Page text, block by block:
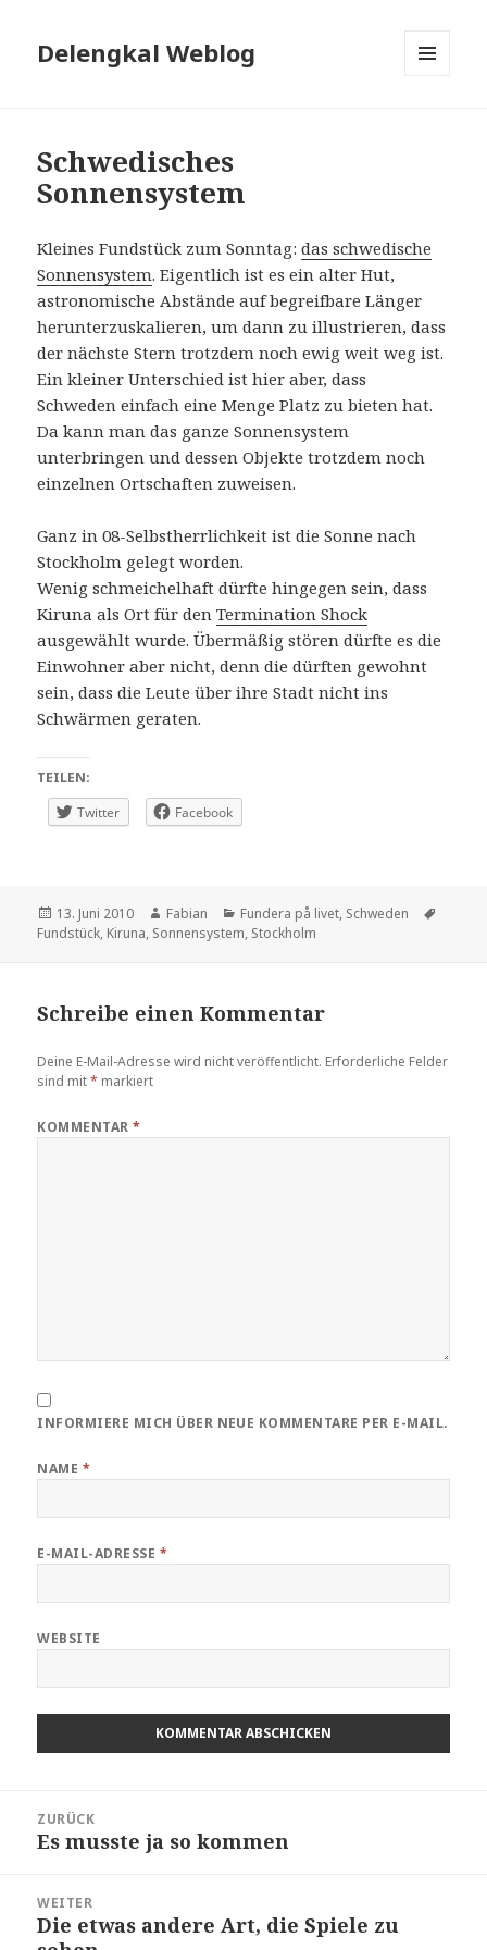
Delengkal Weblog
Schwedisches
Sonnensystem
Kleines Fundstück zum Sonntag:das schwedische
Sonnensystem. Eigentlich ist es ein alter Hut,
astronomische Abstände auf begreifbare Länger
herunterzuskalieren, um dann zu illustrieren, dass
der nächste Stern trotzdem noch ewig weit weg ist.
Ein kleiner Unterschied ist hier aber, dass
Schweden einfach eine Menge Platz zu bieten hat.
Da kann man das ganze Sonnensystem
unterbringen und dessen Objekte trotzdem noch
einzelnen Ortschaften zuweisen.
Ganz in 08-Selbstherrlichkeit ist die Sonne nach
Stockholm gelegt worden.
Wenig schmeichelhaft dürfte hingegen sein, dass
Kiruna als Ort für denTermination Shock
ausgewählt wurde. Übermäßig stören dürfte es die
Einwohner aber nicht, denn die dürften gewohnt
sein, dass die Leute über ihre Stadt nicht ins
Schwärmen geraten.
TEILEN:
Twitter
Facebook
Veröffentlicht
am
13. Juni 2010 Autor
Fabian Kategorien
Fundera på livet, Schweden
Fundstück, Kiruna, Sonnensystem, Stockholm
Schreibe einen Kommentar
Deine E-Mail-Adresse wird nicht veröffentlicht. Erforderliche Felder
sind mit* markiert
KOMMENTAR*
INFORMIERE MICH ÜBER NEUE KOMMENTARE PER E-MAIL.
NAME *
E-MAIL-ADRESSE *
WEBSITE
ZURÜCK
Vorheriger
Es musste ja so kommen
WEITER
Nächster
Die etwas andere Art, die Spiele zu